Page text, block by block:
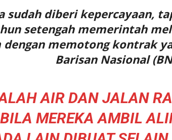
sudah diberi kepercayaan,
setengah memerintah
dengan memotong kontrak
Barisan Nasional
AIR DAN JALAN
MEREKA AMBIL